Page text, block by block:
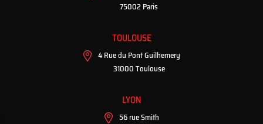
75002 Paris
TOULOUSE
4 Rue du Pont Guilhemery
31000 Toulouse
LYON
56 rue Smith